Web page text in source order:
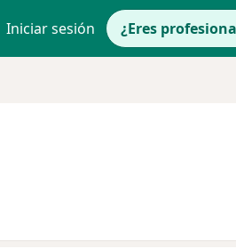
Iniciar sesión ¿Eres